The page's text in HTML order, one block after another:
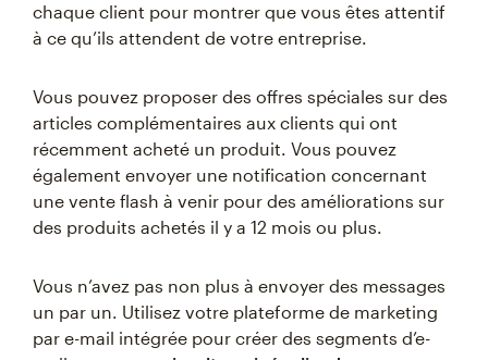
chaque client pour montrer que vous êtes attentif
à ce qu’ils attendent de votre entreprise.
Vous pouvez proposer des offres spéciales sur des
articles complémentaires aux clients qui ont
récemment acheté un produit. Vous pouvez
également envoyer une notification concernant
une vente flash à venir pour des améliorations sur
des produits achetés il y a 12 mois ou plus.
Vous n’avez pas non plus à envoyer des messages
un par un. Utilisez votre plateforme de marketing
par e-mail intégrée pour créer des segments d’e-